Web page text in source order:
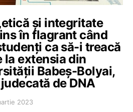
și integritate
în flagrant când
ca să-i treacă
la extensia din
Babeș-Bolyai,
de DNA
2023